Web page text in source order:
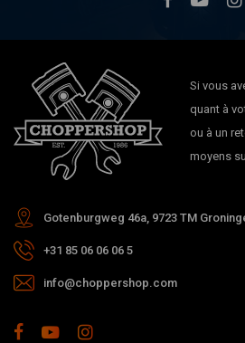
Si vous
quant à
ou à un
moyens
Gotenburgweg 46a, 9723 TM
+31 85 06 06 06 5
info@choppershop.com